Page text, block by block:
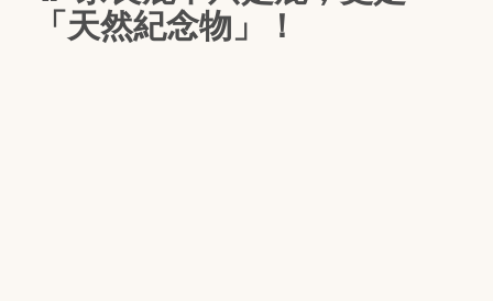
「天然紀念物」！